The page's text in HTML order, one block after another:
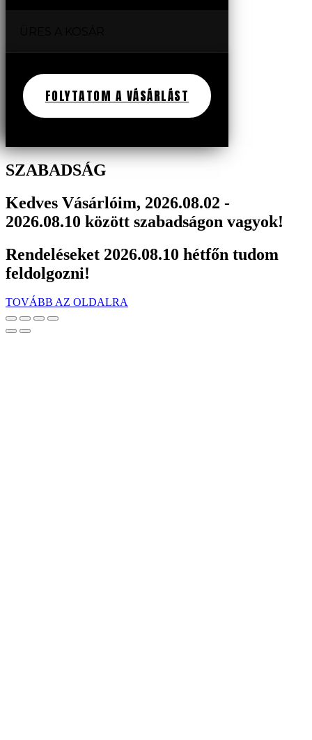
FOLYTATOM A VÁSÁRLÁST
SZABADSÁG
Kedves Vásárlóim, 2026.08.02 -
2026.08.10 között szabadságon vagyok!
Rendeléseket 2026.08.10 hétfőn tudom
feldolgozni!
TOVÁBB AZ OLDALRA